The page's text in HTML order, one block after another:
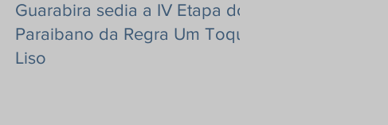
Guarabira sedia a IV Etapa do
Paraibano da Regra Um Toque
Liso